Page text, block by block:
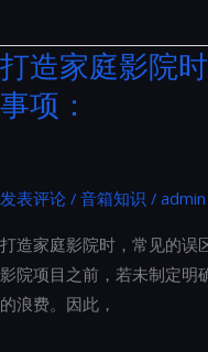
防
止
共
专
业
安
装
影
院
装
学
料
怎
么
打造家庭影院
事项：
发表评论 / 音箱知识 / admin
打造家庭影院时，常见的误
影院项目之前，若未制定明
的浪费。因此，